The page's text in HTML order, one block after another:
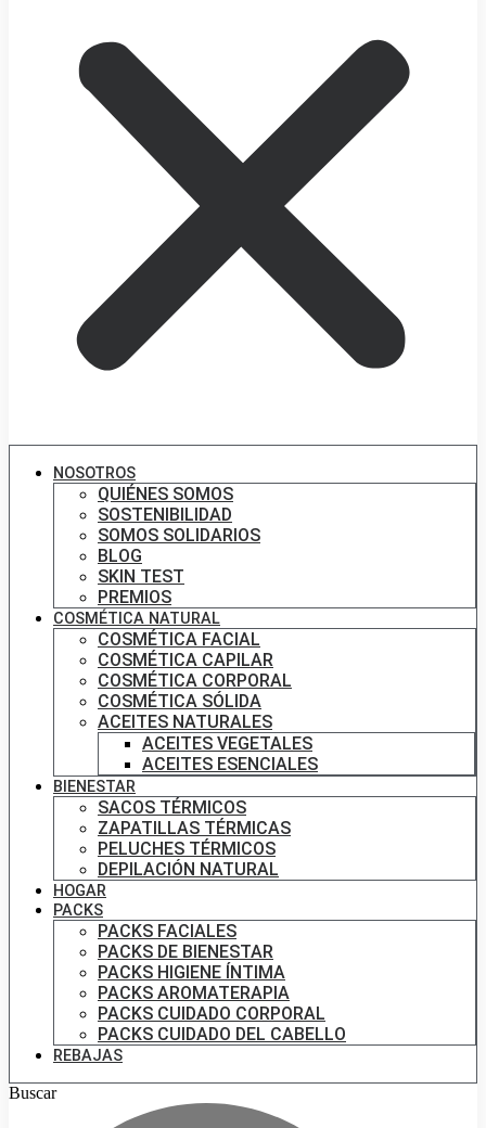
NOSOTROS
QUIÉNES SOMOS
SOSTENIBILIDAD
SOMOS SOLIDARIOS
BLOG
SKIN TEST
PREMIOS
COSMÉTICA NATURAL
COSMÉTICA FACIAL
COSMÉTICA CAPILAR
COSMÉTICA CORPORAL
COSMÉTICA SÓLIDA
ACEITES NATURALES
ACEITES VEGETALES
ACEITES ESENCIALES
BIENESTAR
SACOS TÉRMICOS
ZAPATILLAS TÉRMICAS
PELUCHES TÉRMICOS
DEPILACIÓN NATURAL
HOGAR
PACKS
PACKS FACIALES
PACKS DE BIENESTAR
PACKS HIGIENE ÍNTIMA
PACKS AROMATERAPIA
PACKS CUIDADO CORPORAL
PACKS CUIDADO DEL CABELLO
REBAJAS
Buscar